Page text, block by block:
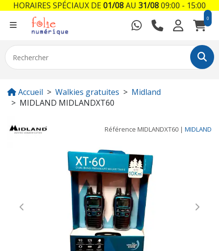
0
Accueil Walkies gratuites
Midland
MIDLAND MIDLANDXT60
Référence MIDLANDXT60 | MIDLAND
Previous Next
HORAIRES SPÉCIAUX DE01/08AU 31/0809:00 - 15:00